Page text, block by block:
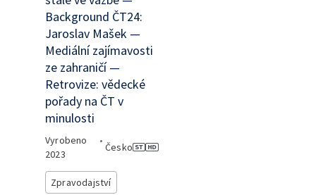
Background ČT24:
Jaroslav Mašek —
Mediální zajímavosti
ze zahraničí —
Retrovize: vědecké
pořady na ČT v
minulosti
Vyrobeno
2023
•
Česko
Zpravodajství